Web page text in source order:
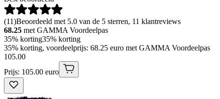
(11)Beoordeeld met 5.0 van de 5 sterren, 11 klantreviews
68.25 met GAMMA Voordeelpas
35% korting35% korting
35% korting, voordeelprijs: 68.25 euro met GAMMA Voordeelpas
105.00
Prijs: 105.00 euro